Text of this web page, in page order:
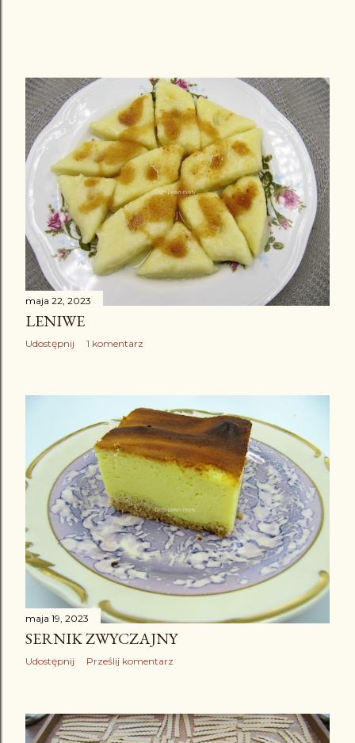
maja 22, 2023
LENIWE
Udostępnij 1 komentarz
maja 19, 2023
SERNIK ZWYCZAJNY
Udostępnij Prześlij komentarz